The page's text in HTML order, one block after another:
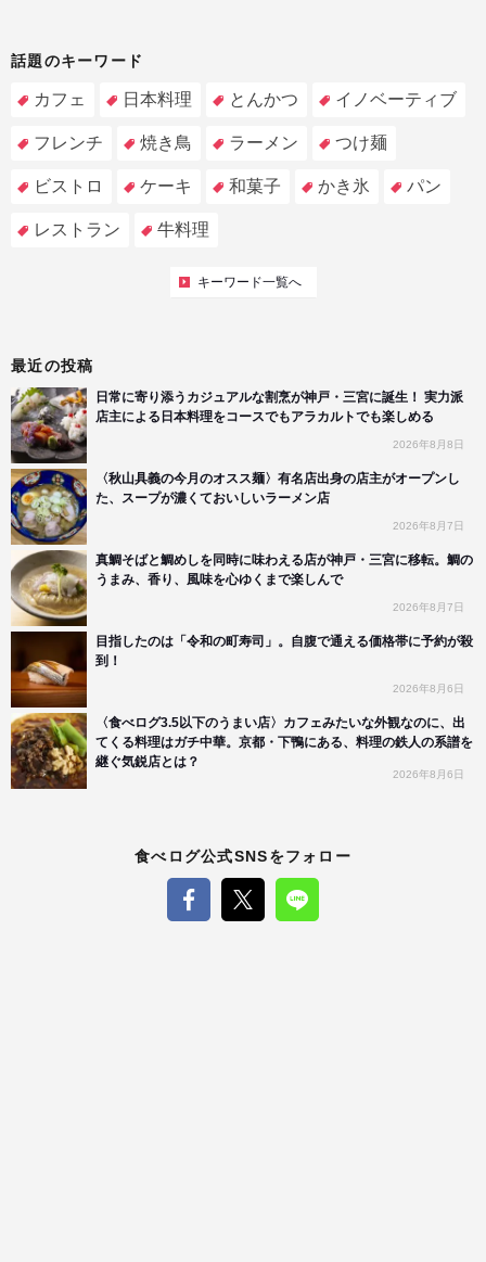
話題のキーワード
カフェ 日本料理 とんかつ イノベーティブ
フレンチ 焼き鳥 ラーメン つけ麺
ビストロ ケーキ 和菓子 かき氷 パン
レストラン 牛料理
キーワード一覧へ
最近の投稿
日常に寄り添うカジュアルな割烹が神戸・三宮に誕生！ 実力派
店主による日本料理をコースでもアラカルトでも楽しめる
2026年8月8日
〈秋山具義の今月のオスス麺〉有名店出身の店主がオープンし
た、スープが濃くておいしいラーメン店
2026年8月7日
真鯛そばと鯛めしを同時に味わえる店が神戸・三宮に移転。鯛の
うまみ、香り、風味を心ゆくまで楽しんで
2026年8月7日
目指したのは「令和の町寿司」。自腹で通える価格帯に予約が殺
到！
2026年8月6日
〈食べログ3.5以下のうまい店〉カフェみたいな外観なのに、出
てくる料理はガチ中華。京都・下鴨にある、料理の鉄人の系譜を
継ぐ気鋭店とは？
2026年8月6日
食べログ公式SNSをフォロー